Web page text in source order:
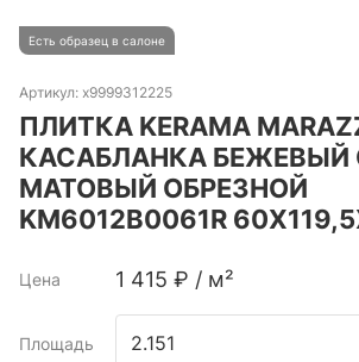
Есть образец в салоне
Артикул: х9999312225
ПЛИТКА KERAMA
КАСАБЛАНКА БЕЖЕВЫЙ
МАТОВЫЙ ОБРЕЗНОЙ
KM6012B0061R
Цена 1 415 ₽ / м²
Площадь